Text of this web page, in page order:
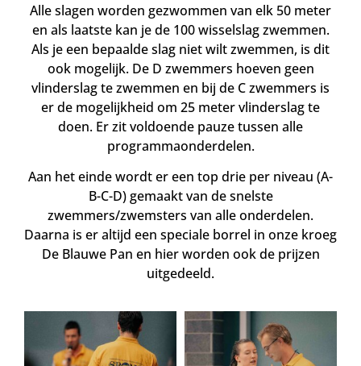
Alle slagen worden gezwommen van elk 50 meter
en als laatste kan je de 100 wisselslag zwemmen.
Als je een bepaalde slag niet wilt zwemmen, is dit
ook mogelijk. De D zwemmers hoeven geen
vlinderslag te zwemmen en bij de C zwemmers is
er de mogelijkheid om 25 meter vlinderslag te
doen. Er zit voldoende pauze tussen alle
programmaonderdelen.
Aan het einde wordt er een top drie per niveau (A-
B-C-D) gemaakt van de snelste
zwemmers/zwemsters van alle onderdelen.
Daarna is er altijd een speciale borrel in onze kroeg
De Blauwe Pan en hier worden ook de prijzen
uitgedeeld.